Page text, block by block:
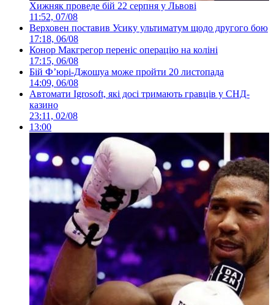
Хижняк проведе бій 22 серпня у Львові
11:52, 07/08
Верховен поставив Усику ультиматум щодо другого бою
17:18, 06/08
Конор Макгрегор переніс операцію на коліні
17:15, 06/08
Бій Ф’юрі-Джошуа може пройти 20 листопада
14:09, 06/08
Автомати Igrosoft, які досі тримають гравців у СНД-
казино
23:11, 02/08
13:00